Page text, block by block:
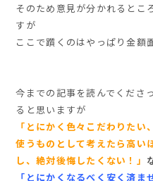
そのため意見が分かれるとこ
すが
ここで躓くのはやっぱり金額
今までの記事を読んでくださ
ると思いますが
「とにかく色々こだわりた
使うものとして考えたら高い
し、絶対後悔したくない！」
「とにかくなるべく安く済